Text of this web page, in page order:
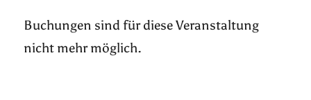
Buchungen sind für diese Veranstaltung
nicht mehr möglich.